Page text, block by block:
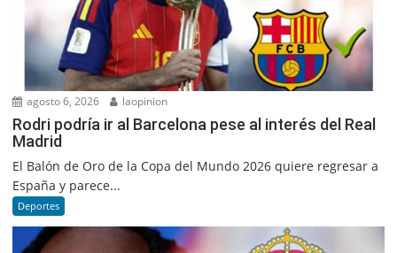
agosto 6, 2026 laopinion
Rodri podría ir al Barcelona pese al interés del Real
Madrid
El Balón de Oro de la Copa del Mundo 2026 quiere regresar a
España y parece...
Deportes